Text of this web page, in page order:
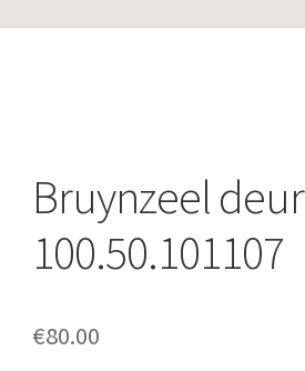
Bruynzeel deur
100.50.101107
€80.00